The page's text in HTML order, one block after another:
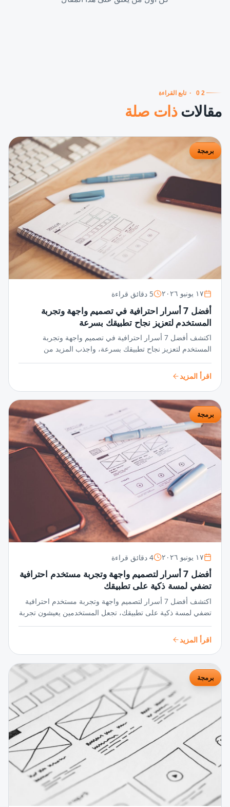
02
·تابع القراءة
مقالات ذات صلة
برمجة
١٧ يونيو ٢٠٢٦ 5 دقائق قراءة
أفضل 7 أسرار احترافية في تصميم واجهة وتجربة
المستخدم لتعزيز نجاح تطبيقك بسرعة
اكتشف أفضل 7 أسرار احترافية في تصميم واجهة وتجربة
المستخدم لتعزيز نجاح تطبيقك بسرعة، واجذب المزيد من
مستمرًا ورضا عالي.
اقرأ المزيد
برمجة
١٧ يونيو ٢٠٢٦ 4 دقائق قراءة
أفضل 7 أسرار لتصميم واجهة وتجربة مستخدم احترافية
تضفي لمسة ذكية على تطبيقك
اكتشف أفضل 7 أسرار لتصميم واجهة وتجربة مستخدم احترافية
تضفي لمسة ذكية على تطبيقك، تجعل المستخدمين يعيشون تجربة
سلسة ومميزة تزيد من تفاعلهم وجاذبية تطبيقك بشكل مبهر.
اقرأ المزيد
برمجة